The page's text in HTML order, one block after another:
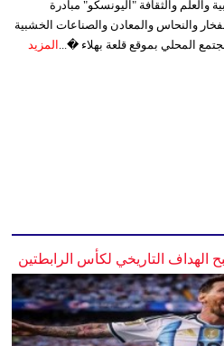
والعلم والثقافة "اليونسكو" مبادرة
والنحاس والمعادن والصناعات الخشبية
المحلي بموقع قلعة بهلاء �... المزيد
الهداف التاريخي لكأس الرابطتين